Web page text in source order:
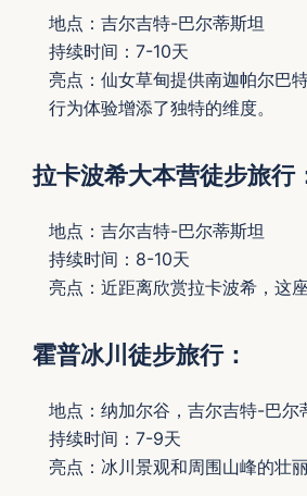
地点：吉尔吉特-巴尔蒂斯坦
持续时间：7-10天
亮点：仙女草甸提供南迦帕尔巴
行为体验增添了独特的维度。
拉卡波希大本营徒步旅行
地点：吉尔吉特-巴尔蒂斯坦
持续时间：8-10天
亮点：近距离欣赏拉卡波希，这
霍普冰川徒步旅行：
地点：纳加尔谷，吉尔吉特-巴尔
持续时间：7-9天
亮点：冰川景观和周围山峰的壮丽